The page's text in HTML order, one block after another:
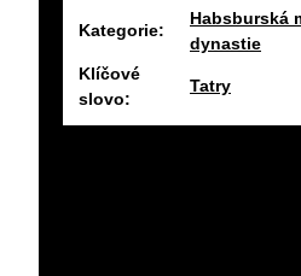
Kategorie:
Habsburská
dynastie
Klíčové
slovo:
Tatry